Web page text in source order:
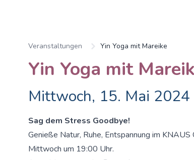
Veranstaltungen Yin Yoga mit Mareike
Yin Yoga mit
Mittwoch, 15. Mai 2024
Sag dem Stress Goodbye!
Genieße Natur, Ruhe, Entspannung im KNAUS
Mittwoch um 19:00 Uhr.